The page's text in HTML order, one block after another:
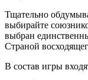
Тщательно
выбирайте
выбран
Страной
В состав игры